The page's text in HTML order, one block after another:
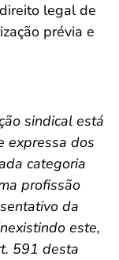
legal de
prévia e
sindical está
expressa dos
categoria
profissão
da
este,
591 desta